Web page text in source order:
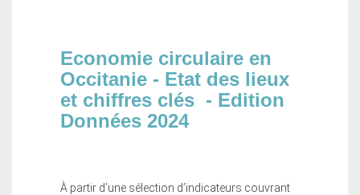
Economie circulaire en
Occitanie - Etat des lieux
et chiffres clés - Edition
Données 2024
À partir d’une sélection d’indicateurs couvrant